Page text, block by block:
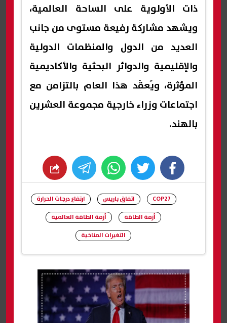
ذات الأولوية على الساحة العالمية،
ويشهد مشاركة رفيعة مستوى من جانب
العديد من الدول والمنظمات الدولية
والإقليمية والدوائر البحثية والأكاديمية
المؤثرة، ويُعقَد هذا العام بالتزامن مع
اجتماعات وزراء خارجية مجموعة العشرين
بالهند.
facebook
twitter
whats
COP27 اتفاق باريس
ارتفاع درجات الحرارة
أزمة الطاقة
أزمة الطاقة العالمية
التغيرات المناخية